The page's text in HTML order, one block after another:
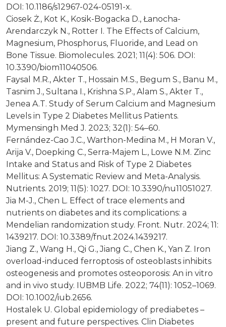
DOI: 10.1186/s12967-024-05191-x.
Ciosek Ż., Kot K., Kosik-Bogacka D., Łanocha-
Arendarczyk N., Rotter I. The Effects of Calcium,
Magnesium, Phosphorus, Fluoride, and Lead on
Bone Tissue. Biomolecules. 2021; 11(4): 506. DOI:
10.3390/biom11040506.
Faysal M.R., Akter T., Hossain M.S., Begum S., Banu M.,
Tasnim J., Sultana I., Krishna S.P., Alam S., Akter T.,
Jenea A.T. Study of Serum Calcium and Magnesium
Levels in Type 2 Diabetes Mellitus Patients.
Mymensingh Med J. 2023; 32(1): 54–60.
Fernández-Cao J.C., Warthon-Medina M., H Moran V.,
Arija V., Doepking C., Serra-Majem L., Lowe N.M. Zinc
Intake and Status and Risk of Type 2 Diabetes
Mellitus: A Systematic Review and Meta-Analysis.
Nutrients. 2019; 11(5): 1027. DOI: 10.3390/nu11051027.
Jia M-J., Chen L. Effect of trace elements and
nutrients on diabetes and its complications: a
Mendelian randomization study. Front. Nutr. 2024; 11:
1439217. DOI: 10.3389/fnut.2024.1439217.
Jiang Z., Wang H., Qi G., Jiang C., Chen K., Yan Z. Iron
overload-induced ferroptosis of osteoblasts inhibits
osteogenesis and promotes osteoporosis: An in vitro
and in vivo study. IUBMB Life. 2022; 74(11): 1052–1069.
DOI: 10.1002/iub.2656.
Hostalek U. Global epidemiology of prediabetes –
present and future perspectives. Clin Diabetes